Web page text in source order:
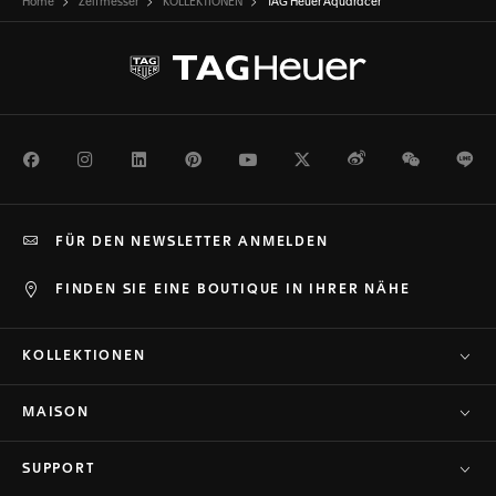
Home Zeitmesser KOLLEKTIONEN TAG Heuer Aquaracer
FacebookInstagramLinkedInPinterestYoutubeTwitterWeiboWeChat
FINDEN SIE EINE BOUTIQUE IN IHRER NÄHE
FÜR DEN NEWSLETTER ANMELDEN
KOLLEKTIONEN
MAISON
SUPPORT